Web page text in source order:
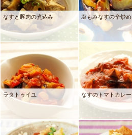
なすと豚肉の煮込み 塩もみなすの辛炒め
ラタトゥイユ なすのトマトカレー